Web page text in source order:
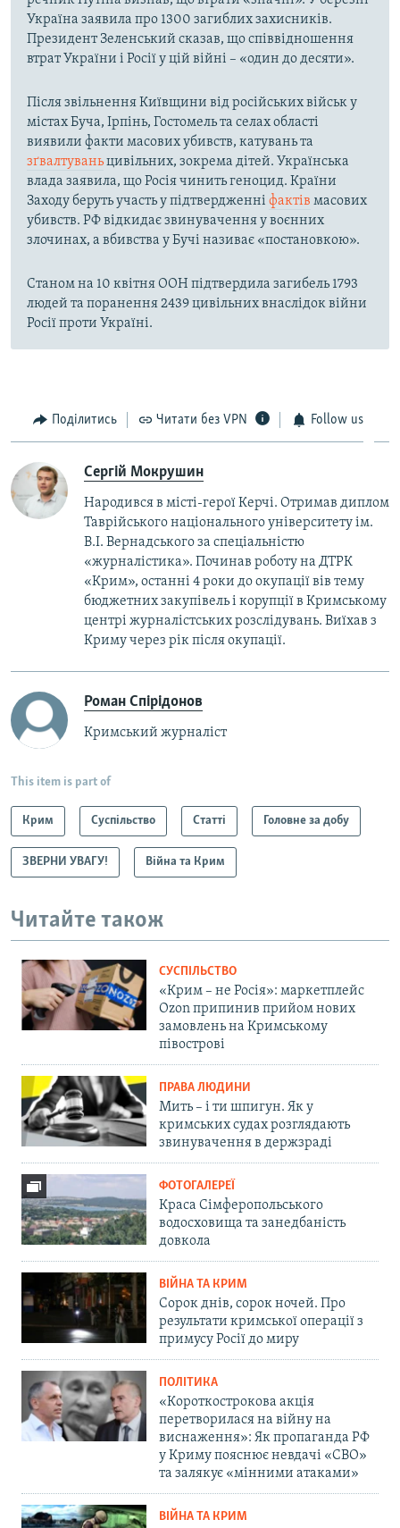
Україна заявила про 1300 загиблих захисників.
Президент Зеленський сказав, що співвідношення
втрат України і Росії у цій війні – «один до десяти».
Після звільнення Київщини від російських військ у
містах Буча, Ірпінь, Гостомель та селах області
виявили факти масових убивств, катувань та
зґвалтуваньцивільних, зокрема дітей. Українська
влада заявила, що Росія чинить геноцид. Країни
Заходу беруть участь у підтвердженні фактів масових
убивств. РФ відкидає звинувачення у воєнних
злочинах, а вбивства у Бучі називає «постановкою».
Станом на 10 квітня ООН підтвердила загибель 1793
людей та поранення 2439 цивільних внаслідок війни
Росії проти Україні.
Поділитись Читати без VPN Follow us
Сергій Мокрушин
Народився в місті-герої Керчі. Отримав диплом
Таврійського національного університету ім.
В.І. Вернадського за спеціальністю
«журналістика». Починав роботу на ДТРК
«Крим», останні 4 роки до окупації вів тему
бюджетних закупівель і корупції в Кримському
центрі журналістських розслідувань. Виїхав з
Криму через рік після окупації.
Роман Спірідонов
Кримський журналіст
This item is part of
Крим Суспільство Статті Головне за добу
ЗВЕРНИ УВАГУ! Війна та Крим
Читайте також
СУСПІЛЬСТВО
«Крим – не Росія»: маркетплейс
Ozon припинив прийом нових
замовлень на Кримському
півострові
ПРАВА ЛЮДИНИ
Мить – і ти шпигун. Як у
кримських судах розглядають
звинувачення в держзраді
ФОТОГАЛЕРЕЇ
Краса Сімферопольського
водосховища та занедбаність
довкола
ВІЙНА ТА КРИМ
Сорок днів, сорок ночей. Про
результати кримської операції з
примусу Росії до миру
ПОЛІТИКА
«Короткострокова акція
перетворилася на війну на
виснаження»: Як пропаганда РФ
у Криму пояснює невдачі «СВО»
та залякує «мінними атаками»
ВІЙНА ТА КРИМ